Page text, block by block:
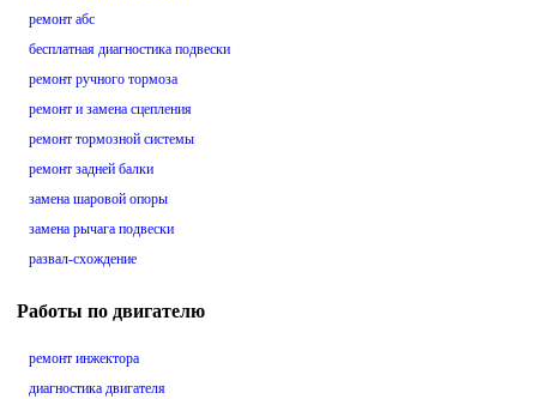
ремонт абс
бесплатная диагностика подвески
ремонт ручного тормоза
ремонт и замена сцепления
ремонт тормозной системы
ремонт задней балки
замена шаровой опоры
замена рычага подвески
развал-схождение
Работы по двигателю
ремонт инжектора
диагностика двигателя